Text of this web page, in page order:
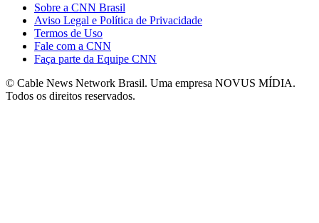
Sobre a CNN Brasil
Aviso Legal e Política de Privacidade
Termos de Uso
Fale com a CNN
Faça parte da Equipe CNN
© Cable News Network Brasil. Uma empresa NOVUS MÍDIA.
Todos os direitos reservados.